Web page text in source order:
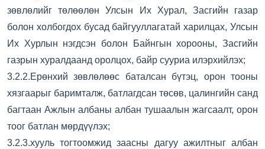
зөвлөлийг төлөөлөн Улсын Их Хурал, Засгийн газар
болон холбогдох бусад байгууллагатай харилцах, Улсын
Их Хурлын нэгдсэн болон Байнгын хорооны, Засгийн
газрын хуралдаанд оролцох, байр сууриа илэрхийлэх;
3.2.2.Ерөнхий зөвлөлөөс баталсан бүтэц, орон тооны
хязгаарыг баримталж, батлагдсан төсөв, цалингийн санд
багтаан Ажлын албаны албан тушаалын жагсаалт, орон
тоог батлан мөрдүүлэх;
3.2.3.хууль тогтоомжид заасны дагуу ажилтныг албан